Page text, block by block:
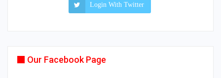
Login With Twitter
Our Facebook Page